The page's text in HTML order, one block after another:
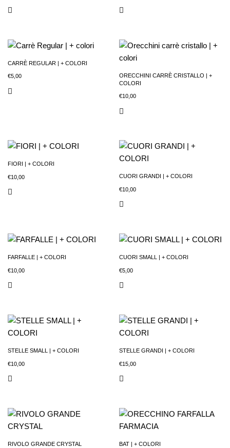
CARRÈ REGULAR | + COLORI
€5,00
ORECCHINI CARRÈ CRISTALLO | +
COLORI
€10,00
FIORI | + COLORI
€10,00 CUORI GRANDI | + COLORI
€10,00
FARFALLE | + COLORI
€10,00
CUORI SMALL | + COLORI
€5,00
STELLE SMALL | + COLORI
€10,00
STELLE GRANDI | + COLORI
€15,00
RIVOLO GRANDE CRYSTAL BAT | + COLORI